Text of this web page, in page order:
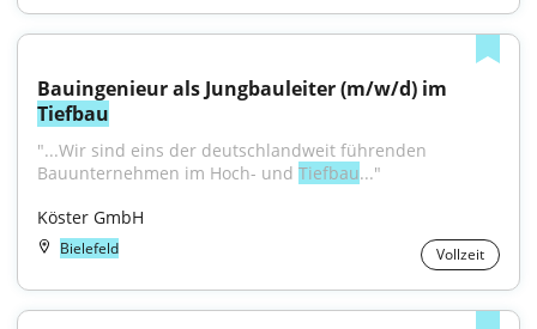
Tiefbau
"...Wir sind eins der deutschlandweit führenden
Bauunternehmen im Hoch- und Tiefbau..."
Köster GmbH
Bielefeld Vollzeit